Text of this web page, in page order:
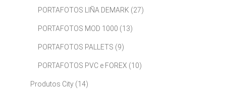
PORTAFOTOS LIÑA DEMARK (27)
PORTAFOTOS MOD 1000 (13)
PORTAFOTOS PALLETS (9)
PORTAFOTOS PVC e FOREX (10)
Produtos City (14)